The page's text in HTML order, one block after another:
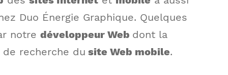
Duo Énergie Graphique. Quelques
notre développeur Web dont la
de recherche du site Web mobile.